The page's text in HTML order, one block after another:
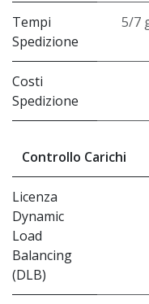
Tempi
Spedizione
5/7
Costi
Spedizione
Controllo Carichi
Licenza
Dynamic
Load
Balancing
(DLB)